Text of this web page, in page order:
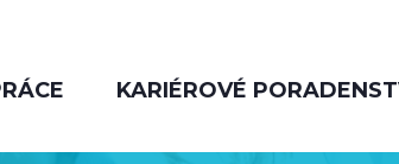
KARIÉROVÉ